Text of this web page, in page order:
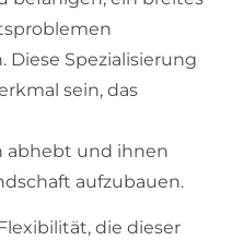
Spezialisierung
sein, das
abhebt und ihnen
aufzubauen.
die dieser